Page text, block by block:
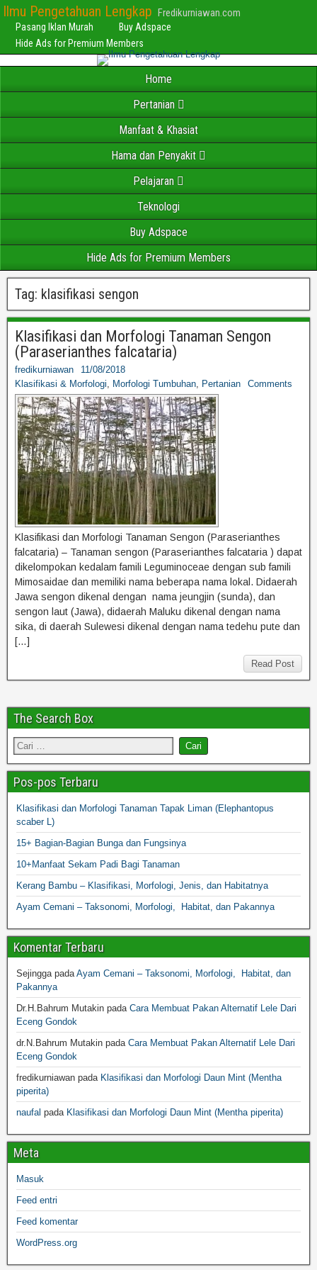
Ilmu Pengetahuan Lengkap Fredikurniawan.com
Pasang Iklan Murah
Buy Adspace
Hide Ads for Premium Members
Home
Pertanian
Manfaat & Khasiat
Hama dan Penyakit
Pelajaran
Teknologi
Buy Adspace
Hide Ads for Premium Members
Tag: klasifikasi sengon
Klasifikasi dan Morfologi Tanaman Sengon
(Paraserianthes falcataria)
fredikurniawan
11/08/2018
Klasifikasi & Morfologi, Morfologi Tumbuhan, Pertanian Comments
Klasifikasi dan Morfologi Tanaman Sengon (Paraserianthes
falcataria) – Tanaman sengon (Paraserianthes falcataria ) dapat
dikelompokan kedalam famili Leguminoceae dengan sub famili
Mimosaidae dan memiliki nama beberapa nama lokal. Didaerah
Jawa sengon dikenal dengan nama jeungjin (sunda), dan
sengon laut (Jawa), didaerah Maluku dikenal dengan nama
sika, di daerah Sulewesi dikenal dengan nama tedehu pute dan
[…]
Read Post
The Search Box
Pos-pos Terbaru
Klasifikasi dan Morfologi Tanaman Tapak Liman (Elephantopus
scaber L)
15+ Bagian-Bagian Bunga dan Fungsinya
10+Manfaat Sekam Padi Bagi Tanaman
Kerang Bambu – Klasifikasi, Morfologi, Jenis, dan Habitatnya
Ayam Cemani – Taksonomi, Morfologi, Habitat, dan Pakannya
Komentar Terbaru
SejinggapadaAyam Cemani – Taksonomi, Morfologi, Habitat, dan
Pakannya
Dr.H.Bahrum Mutakin pada Cara Membuat Pakan Alternatif Lele Dari
Eceng Gondok
dr.N.Bahrum Mutakin pada Cara Membuat Pakan Alternatif Lele Dari
Eceng Gondok
fredikurniawan pada Klasifikasi dan Morfologi Daun Mint (Mentha
piperita)
naufal pada Klasifikasi dan Morfologi Daun Mint (Mentha piperita)
Meta
Masuk
Feed entri
Feed komentar
WordPress.org